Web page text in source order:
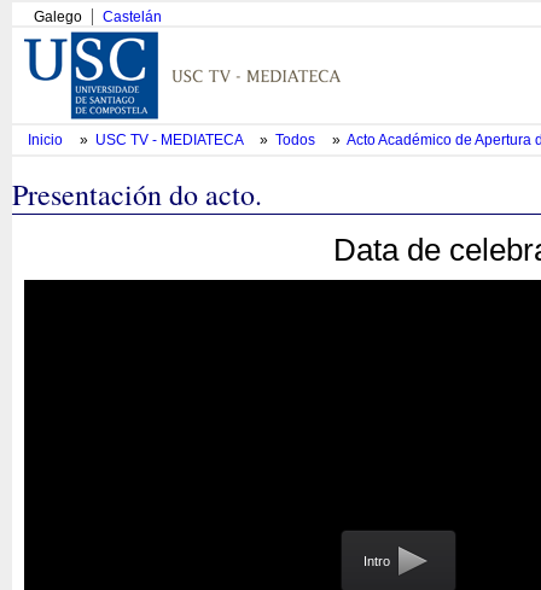
Galego Castelán
Inicio » USC TV - MEDIATECA » Todos » Acto Académico de Apertura
Presentación do acto.
Data de
Intro